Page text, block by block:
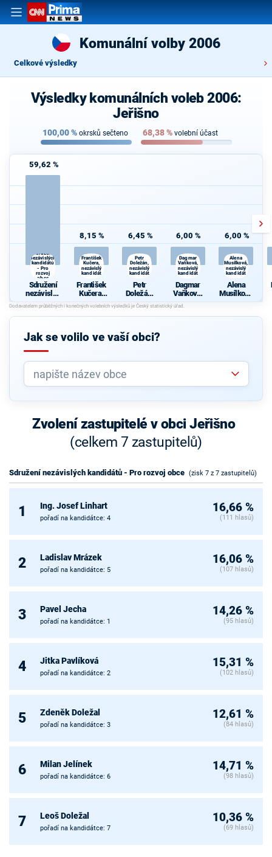
Komunální volby 2006
Celkové výsledky
Výsledky komunálních voleb 2006:
Jeřišno
100,00% okrsků sečteno 68,38% volební účast
59,62 %
Sdružení
nezávislých
kandidátů
- Pro
rozvoj
obce
Sdružení
nezávislýc
h
kandidátů
- Pro
obce
8,15 %
František
Kučera,
nezávislý
kandidát
František
Kučera,
nezávislý
kandidát
6,45 %
Petr
Doležán,
nezávislý
kandidát
Petr
Doležán,
nezávislý
kandidát
6,00 %
Dagmar
Vaňková,
nezávislý
kandidát
Dagmar
Vaňková,
nezávislý
kandidát
6,00 %
Alena
Musílková,
nezávislý
kandidát
Alena
Musílková
, nezávislý
Jak se volilo ve vaší obci?
Zvolení zastupitelé v obci Jeřišno
(celkem 7 zastupitelů)
Sdružení nezávislých kandidátů - Pro rozvoj obce (zisk 7 z 7 zastupitelů)
1 Ing. Josef Linhart
pořadí na kandidátce: 4
16,66 %
(111 hlasů)
2 Ladislav Mrázek
pořadí na kandidátce: 5
16,06 %
(107 hlasů)
3 Pavel Jecha
pořadí na kandidátce: 1
14,26 %
(95 hlasů)
4 Jitka Pavlíková
pořadí na kandidátce: 2
15,31 %
(102 hlasů)
5 Zdeněk Doležal
pořadí na kandidátce: 3
12,61 %
(84 hlasů)
6 Milan Jelínek
pořadí na kandidátce: 6
14,71 %
(98 hlasů)
7 Leoš Doležal
pořadí na kandidátce: 7
10,36 %
(69 hlasů)